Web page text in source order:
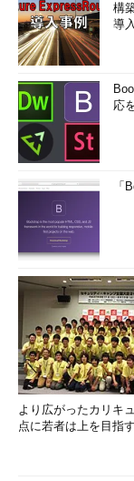
構
導
応
「
より広がったカリキ
点に若者は上を目指